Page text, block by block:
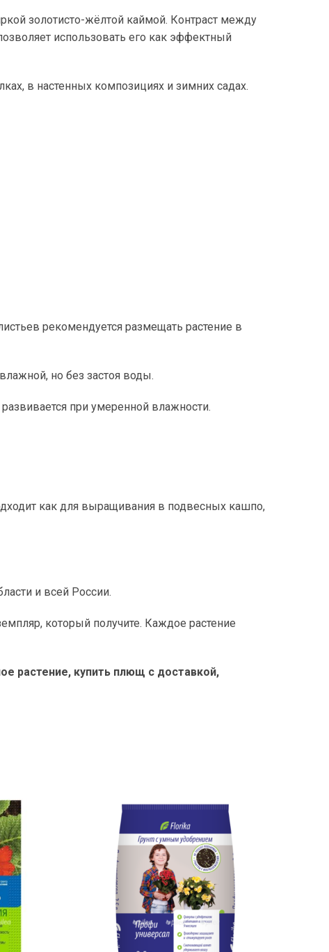
золотисто-жёлтой каймой. Контраст между
использовать его как эффектный
в настенных композициях и зимних садах.
рекомендуется размещать растение в
но без застоя воды.
при умеренной влажности.
как для выращивания в подвесных кашпо,
и всей России.
который получите. Каждое растение
растение, купить плющ с доставкой,